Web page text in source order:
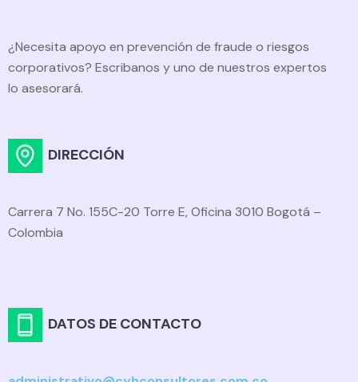
¿Necesita apoyo en prevención de fraude o riesgos
corporativos? Escribanos y uno de nuestros expertos
lo asesorará.
DIRECCIÓN
Carrera 7 No. 155C-20 Torre E, Oficina 3010 Bogotá –
Colombia
DATOS DE CONTACTO